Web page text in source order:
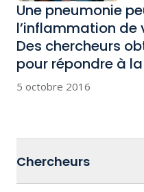
Une pneumonie
l’inflammation de
Des chercheurs
pour répondre à la
5 octobre 2016
Chercheurs